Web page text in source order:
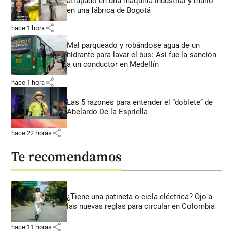
en una fábrica de Bogotá
hace 1 hora share
Mal parqueado y robándose agua de un
hidrante para lavar el bus: Así fue la sanción
a un conductor en Medellín
hace 1 hora share
Las 5 razones para entender el “doblete” de
Abelardo De la Espriella
hace 22 horas share
Te recomendamos
¿Tiene una patineta o cicla eléctrica? Ojo a
las nuevas reglas para circular en Colombia
hace 11 horas share